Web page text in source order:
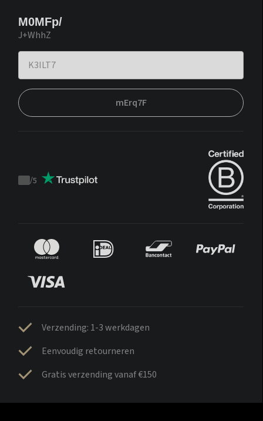
M0MFp/
J+WhhZ
mErq7F
Trustpilot
/5
Verzending: 1-3 werkdagen
Eenvoudig retourneren
Gratis verzending vanaf €150